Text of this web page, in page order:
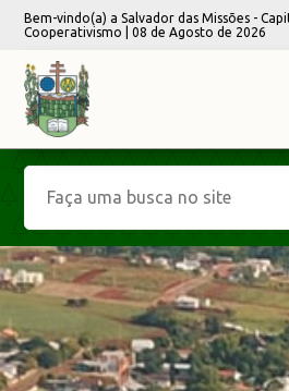
Bem-vindo(a) a Salvador das Missões -
Cooperativismo | 08 de Agosto de 2026